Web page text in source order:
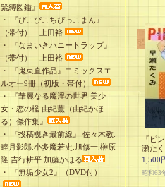
緊縛図鑑』
・
『ぴこぴこちぴっこまん』
（帯付） 上田裕
・
『なまいきハニートラップ』
（帯付） 上田裕
・
『鬼束直作品』コミックスエ
ルオー9冊（初版・帯付）
・
『華麗なる魔淫の世界 美少
女・恋の檻 由紀薫（由紀かほ
る）傑作集』
・
『投稿覗き最前線』 佐々木教.
睦月影郎.小多魔若史.旭修一.榊原
隆.吉行耕平.加藤かほる
・
『無垢少女2』（DVD付）
『ピ
瀬た
1,500
昭和63